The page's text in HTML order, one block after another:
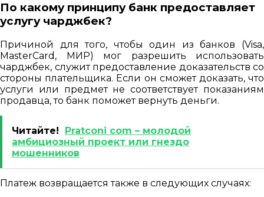
По какому принципу банк предоставляет
услугу чарджбек?
Причиной для того, чтобы один из банков (Visa,
MasterCard, МИР) мог разрешить использовать
чарджбек, служит предоставление доказательств со
стороны плательщика. Если он сможет доказать, что
услуги или предмет не соответствует показаниям
продавца, то банк поможет вернуть деньги.
Читайте!
Pratconi com – молодой
амбициозный проект или гнездо
мошенников
Платеж возвращается также в следующих случаях: